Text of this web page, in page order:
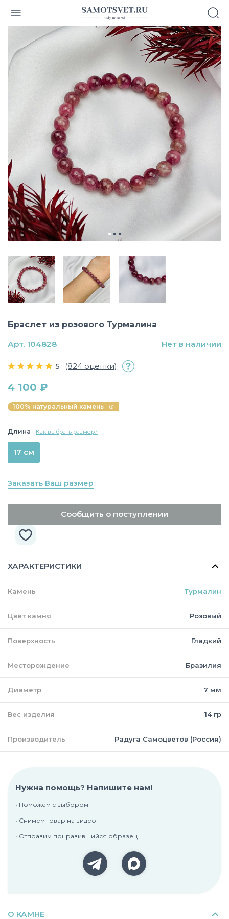
Браслет из розового Турмалина
5 (824 оценки)
4 100 ₽
100% натуральный камень
Длина Как выбрать размер?
17 см
Заказать Ваш размер
Сообщить о поступлении
Арт. 104828 Нет в наличии
ХАРАКТЕРИСТИКИ
Камень Турмалин
Цвет камня Розовый
Поверхность Гладкий
Месторождение Бразилия
Диаметр 7 мм
Вес изделия 14 гр
Производитель Радуга Самоцветов (Россия)
Нужна помощь? Напишите нам!
• Поможем с выбором
• Снимем товар на видео
• Отправим понравившийся образец
О КАМНЕ